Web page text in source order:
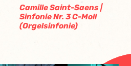
Camille Saint-Saens |
Sinfonie Nr. 3 C-Moll
(Orgelsinfonie)